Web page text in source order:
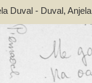
Duval - Duval, Anjela